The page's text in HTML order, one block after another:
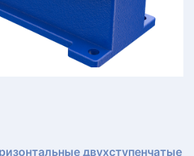
двухступенчатые